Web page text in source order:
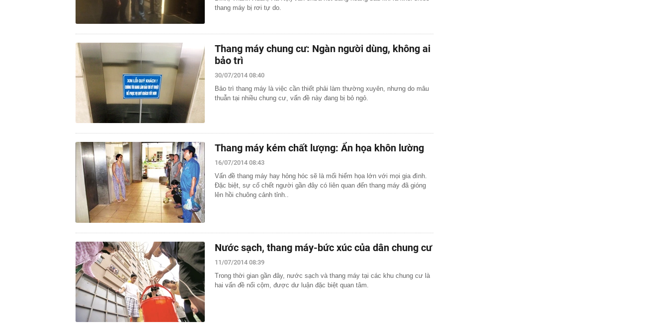
thang máy bị rơi tự do.
Thang máy chung cư: Ngàn người dùng, không ai
bảo trì
30/07/2014 08:40
Bảo trì thang máy là việc cần thiết phải làm thường xuyên, nhưng do mâu
thuẫn tại nhiều chung cư, vấn đề này đang bị bỏ ngỏ.
Thang máy kém chất lượng: Ẩn họa khôn lường
16/07/2014 08:43
Vấn đề thang máy hay hỏng hóc sẽ là mối hiểm họa lớn với mọi gia đình.
Đặc biệt, sự cố chết người gần đây có liên quan đến thang máy đã gióng
lên hồi chuông cảnh tỉnh..
Nước sạch, thang máy-bức xúc của dân chung cư
11/07/2014 08:39
Trong thời gian gần đây, nước sạch và thang máy tại các khu chung cư là
hai vấn đề nổi cộm, được dư luận đặc biệt quan tâm.